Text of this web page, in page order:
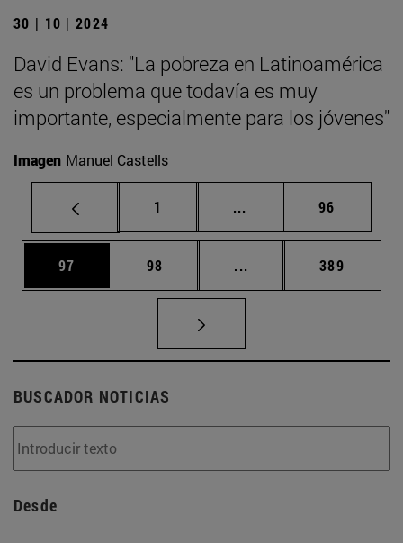
30 | 10 | 2024
David Evans: "La pobreza en Latinoamérica
es un problema que todavía es muy
importante, especialmente para los jóvenes"
Imagen Manuel Castells
Página
1 ... Páginas intermedias
Página
96
Página
97 Página
98 ... Páginas intermedias
Página
389
BUSCADOR NOTICIAS
Desde